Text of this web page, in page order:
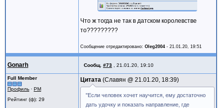
Что ж тогда не так в датском королевстве
то?????????
Сообщение отредактировано: Oleg2004 - 21.01.20, 19:51
Gonarh Сообщ. #73 21.01.20, 19:10
Full Member
Профиль · PM
Рейтинг (ф): 29
Цитата Славян @ 21.01.20, 18:39
"Если человек хочет научится, ему достаточно
дать удочку и показать направление, где